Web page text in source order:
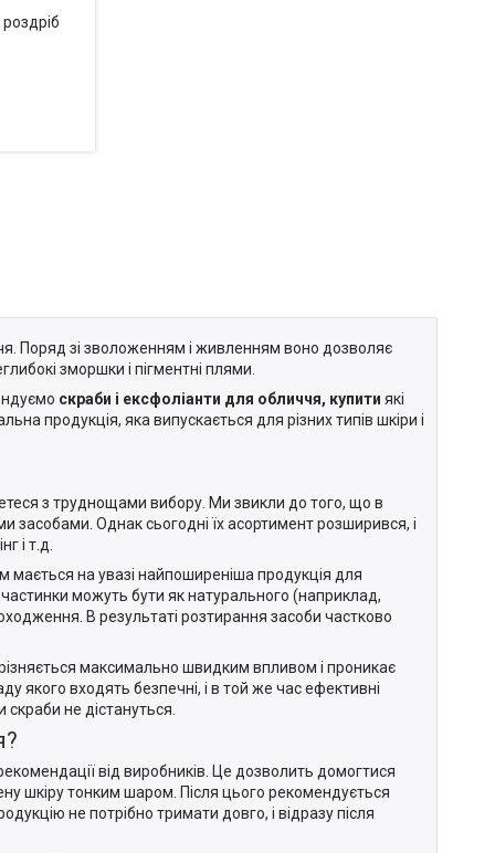
Поряд зі зволоженням і живленням воно дозволяє
зморшки і пігментні плями.
скраби і ексфоліанти для обличчя, купити які
продукція, яка випускається для різних типів шкіри і
з труднощами вибору. Ми звикли до того, що в
Однак сьогодні їх асортимент розширився, і
і т.д.
мається на увазі найпоширеніша продукція для
можуть бути як натурального (наприклад,
В результаті розтирання засоби частково
максимально швидким впливом і проникає
якого входять безпечні, і в той же час ефективні
не дістануться.
від виробників. Це дозволить домогтися
шкіру тонким шаром. Після цього рекомендується
не потрібно тримати довго, і відразу після